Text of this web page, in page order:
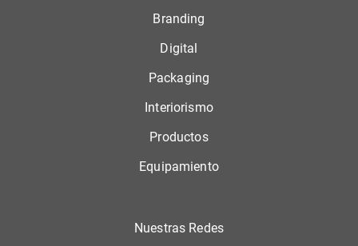
Branding
Digital
Packaging
Interiorismo
Productos
Equipamiento
Nuestras Redes